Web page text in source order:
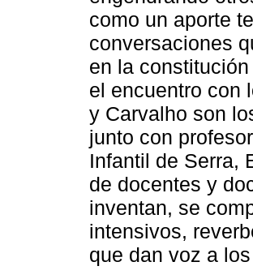
como un aporte
conversaciones
en la
el encuentro con
y Carvalho son
junto con
Infantil de Serra,
de docentes y
inventan, se
intensivos,
que dan voz a